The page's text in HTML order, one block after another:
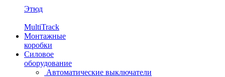
Этюд
MultiTrack
Монтажные
коробки
Силовое
оборудование
Автоматические выключатели